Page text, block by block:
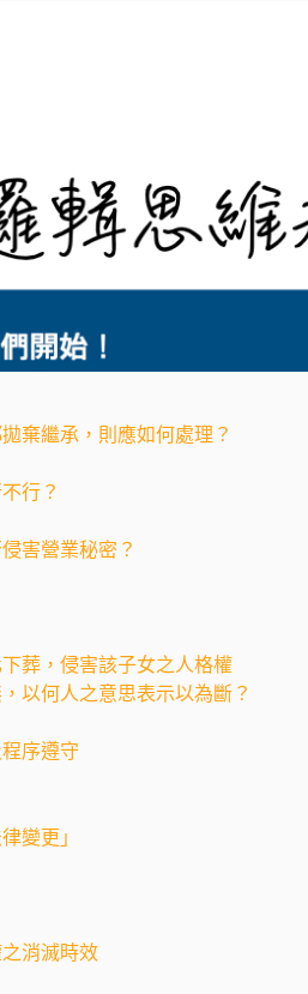
棄繼承，則應如何處理？
行？
害營業秘密？
葬，侵害該子女之人格權
以何人之意思表示以為斷？
序遵守
變更」
消滅時效